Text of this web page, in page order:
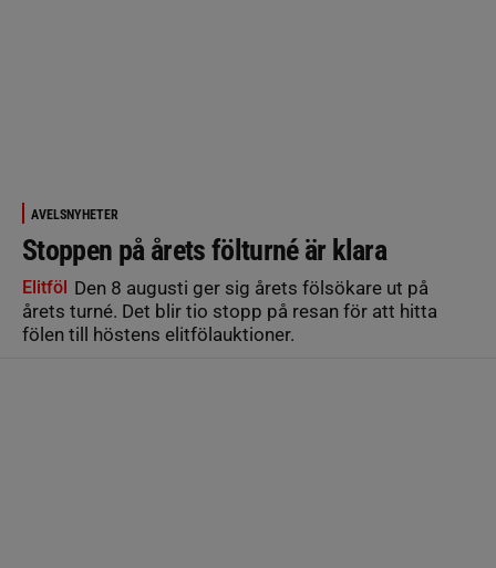
AVELSNYHETER
Stoppen på årets fölturné är klara
Elitföl Den 8 augusti ger sig årets fölsökare ut på
årets turné. Det blir tio stopp på resan för att hitta
fölen till höstens elitfölauktioner.